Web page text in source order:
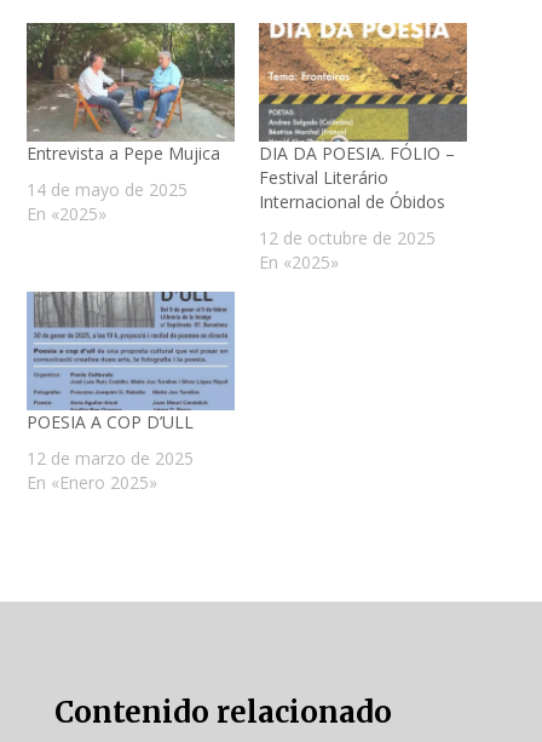
Entrevista a Pepe Mujica
14 de mayo de 2025
En «2025»
DIA DA POESIA. FÓLIO –
Festival Literário
Internacional de Óbidos
12 de octubre de 2025
En «2025»
POESIA A COP D’ULL
12 de marzo de 2025
En «Enero 2025»
Contenido relacionado